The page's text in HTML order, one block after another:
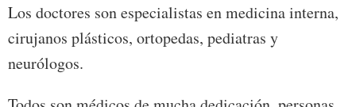
Los doctores son especialistas en medicina interna,
cirujanos plásticos, ortopedas, pediatras y
neurólogos.